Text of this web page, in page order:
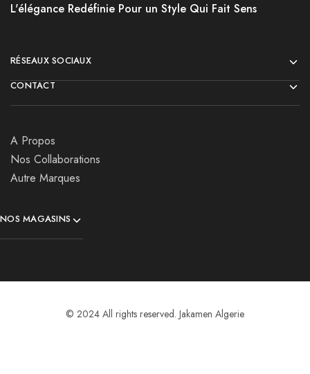
L'élégance Redéfinie Pour un Style Qui Fait Sens
RÉSEAUX SOCIAUX
CONTACT
A Propos
Nos Collaborations
Autre Marques
NOS MAGASINS
© 2024 All rights reserved. Jakamen Algerie